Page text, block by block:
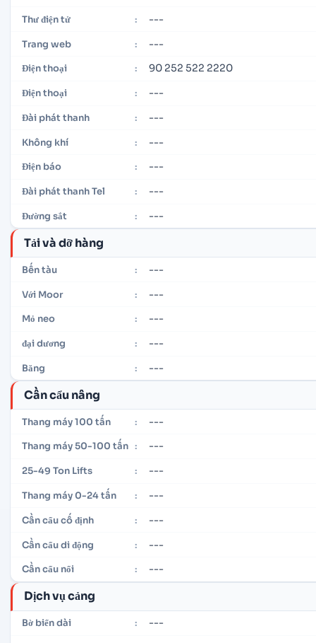
Thư điện tử : ---
Trang web : ---
Điện thoại : 90 252 522 2220
Điện thoại : ---
Đài phát thanh : ---
Không khí : ---
Điện báo : ---
Đài phát thanh Tel : ---
Đường sắt : ---
Tải và dỡ hàng
Bến tàu : ---
Với Moor : ---
Mỏ neo : ---
đại dương : ---
Băng : ---
Cần cẩu nâng
Thang máy 100 tấn : ---
Thang máy 50-100 tấn : ---
25-49 Ton Lifts : ---
Thang máy 0-24 tấn : ---
Cần cẩu cố định : ---
Cần cẩu di động : ---
Cần cẩu nổi : ---
Dịch vụ cảng
Bờ biển dài : ---